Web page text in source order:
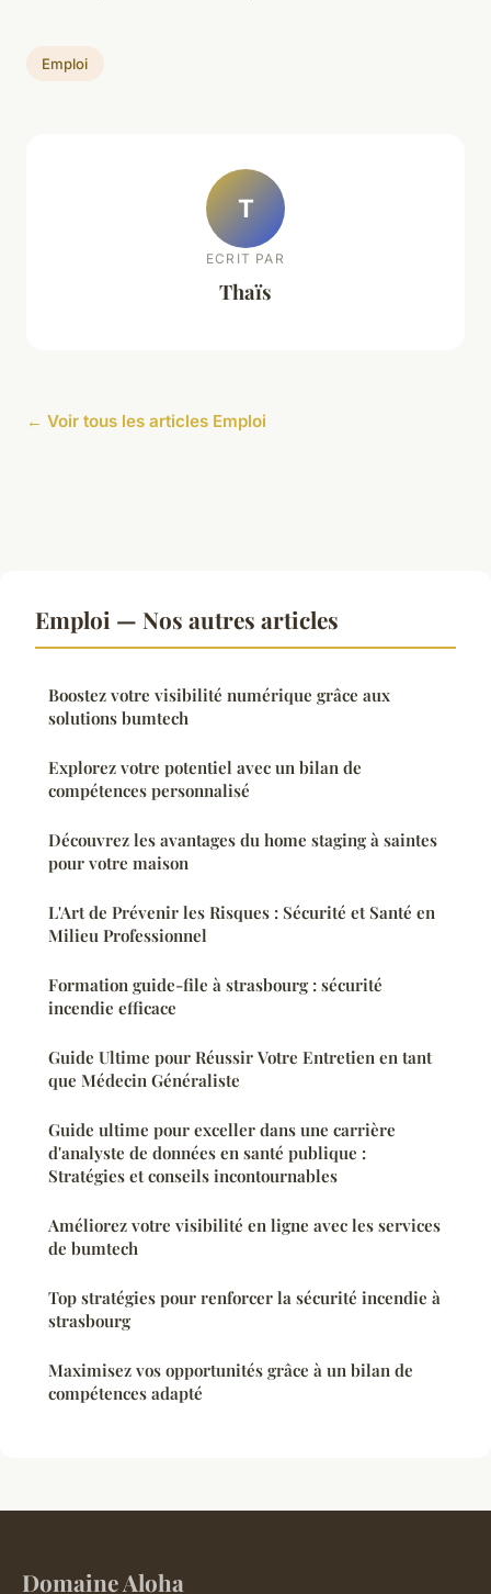
Emploi
T
ECRIT PAR
Thaïs
← Voir tous les articles Emploi
Emploi — Nos autres articles
Boostez votre visibilité numérique grâce aux
solutions bumtech
Explorez votre potentiel avec un bilan de
compétences personnalisé
Découvrez les avantages du home staging à saintes
pour votre maison
L'Art de Prévenir les Risques : Sécurité et Santé en
Milieu Professionnel
Formation guide-file à strasbourg : sécurité
incendie efficace
Guide Ultime pour Réussir Votre Entretien en tant
que Médecin Généraliste
Guide ultime pour exceller dans une carrière
d'analyste de données en santé publique :
Stratégies et conseils incontournables
Améliorez votre visibilité en ligne avec les services
de bumtech
Top stratégies pour renforcer la sécurité incendie à
strasbourg
Maximisez vos opportunités grâce à un bilan de
compétences adapté
Domaine Aloha